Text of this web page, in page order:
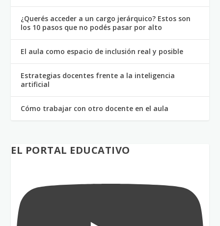
¿Querés acceder a un cargo jerárquico? Estos son
los 10 pasos que no podés pasar por alto
El aula como espacio de inclusión real y posible
Estrategias docentes frente a la inteligencia
artificial
Cómo trabajar con otro docente en el aula
EL PORTAL EDUCATIVO